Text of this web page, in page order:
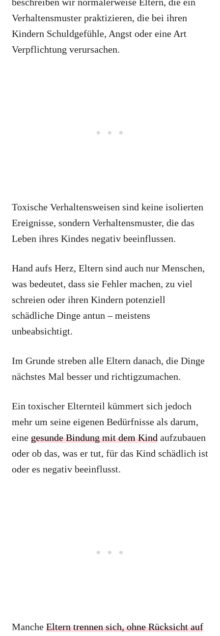
Verhaltensmuster praktizieren, die bei ihren
Kindern Schuldgefühle, Angst oder eine Art
Verpflichtung verursachen.
Toxische Verhaltensweisen sind keine isolierten
Ereignisse, sondern Verhaltensmuster, die das
Leben ihres Kindes negativ beeinflussen.
Hand aufs Herz, Eltern sind auch nur Menschen,
was bedeutet, dass sie Fehler machen, zu viel
schreien oder ihren Kindern potenziell
schädliche Dinge antun – meistens
unbeabsichtigt.
Im Grunde streben alle Eltern danach, die Dinge
nächstes Mal besser und richtigzumachen.
Ein toxischer Elternteil kümmert sich jedoch
mehr um seine eigenen Bedürfnisse als darum,
eine gesunde Bindung mit dem Kind aufzubauen
oder ob das, was er tut, für das Kind schädlich ist
oder es negativ beeinflusst.
Manche Eltern trennen sich, ohne Rücksicht auf